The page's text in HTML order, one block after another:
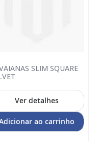
SLIM SQUARE
Ver detalhes
ao carrinho